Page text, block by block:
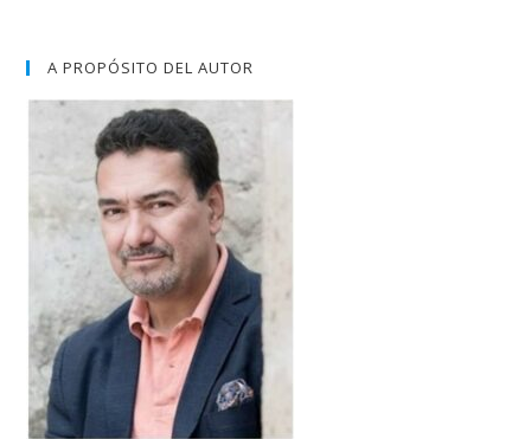
Francés
103
Años»
A PROPÓSITO DEL AUTOR